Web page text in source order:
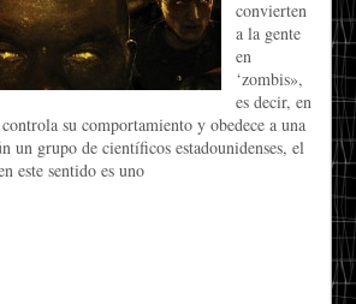
convierten
a la gente
en
‘zombis»,
es decir, en
su comportamiento y obedece a una
un grupo de científicos estadounidenses, el
este sentido es uno